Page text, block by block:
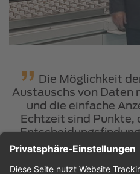
Die Möglichkeit
Austauschs von Daten
und die einfache
Echtzeit sind Punkte,
erheblich
Joarez